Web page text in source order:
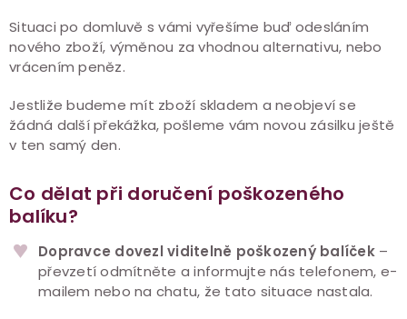
Situaci po domluvě s vámi vyřešíme buď odesláním
nového zboží, výměnou za vhodnou alternativu, nebo
vrácením peněz.
Jestliže budeme mít zboží skladem a neobjeví se
žádná další překážka, pošleme vám novou zásilku ještě
v ten samý den.
Co dělat při doručení poškozeného
balíku?
Dopravce dovezl viditelně poškozený balíček–
převzetí odmítněte a informujte nás telefonem, e-
mailem nebo na chatu, že tato situace nastala.